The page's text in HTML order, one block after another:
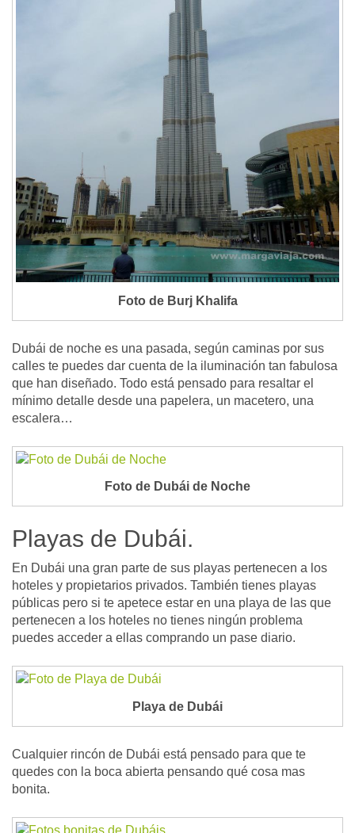
Foto de Burj Khalifa
Dubái de noche es una pasada, según caminas por sus
calles te puedes dar cuenta de la iluminación tan fabulosa
que han diseñado. Todo está pensado para resaltar el
mínimo detalle desde una papelera, un macetero, una
escalera…
Foto de Dubái de Noche
Playas de Dubái.
En Dubái una gran parte de sus playas pertenecen a los
hoteles y propietarios privados. También tienes playas
públicas pero si te apetece estar en una playa de las que
pertenecen a los hoteles no tienes ningún problema
puedes acceder a ellas comprando un pase diario.
Playa de Dubái
Cualquier rincón de Dubái está pensado para que te
quedes con la boca abierta pensando qué cosa mas
bonita.